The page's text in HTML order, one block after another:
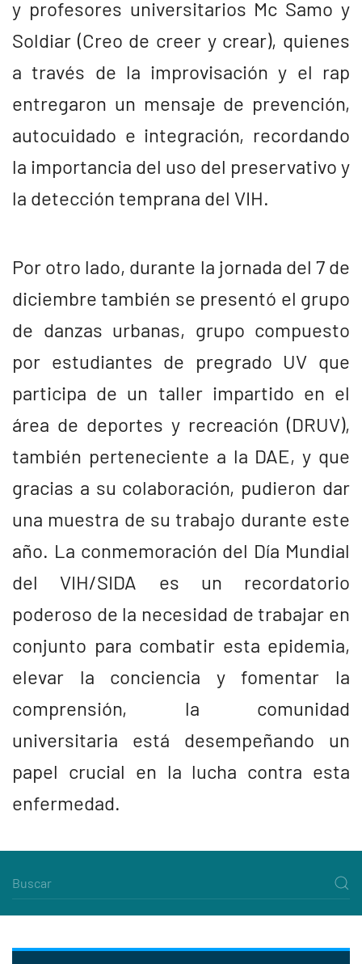
y profesores universitarios Mc Samo y
Soldiar (Creo de creer y crear), quienes
a través de la improvisación y el rap
entregaron un mensaje de prevención,
autocuidado e integración, recordando
la importancia del uso del preservativo y
la detección temprana del VIH.
Por otro lado, durante la jornada del 7 de
diciembre también se presentó el grupo
de danzas urbanas, grupo compuesto
por estudiantes de pregrado UV que
participa de un taller impartido en el
área de deportes y recreación (DRUV),
también perteneciente a la DAE, y que
gracias a su colaboración, pudieron dar
una muestra de su trabajo durante este
año. La conmemoración del Día Mundial
del VIH/SIDA es un recordatorio
poderoso de la necesidad de trabajar en
conjunto para combatir esta epidemia,
elevar la conciencia y fomentar la
comprensión, la comunidad
universitaria está desempeñando un
papel crucial en la lucha contra esta
enfermedad.